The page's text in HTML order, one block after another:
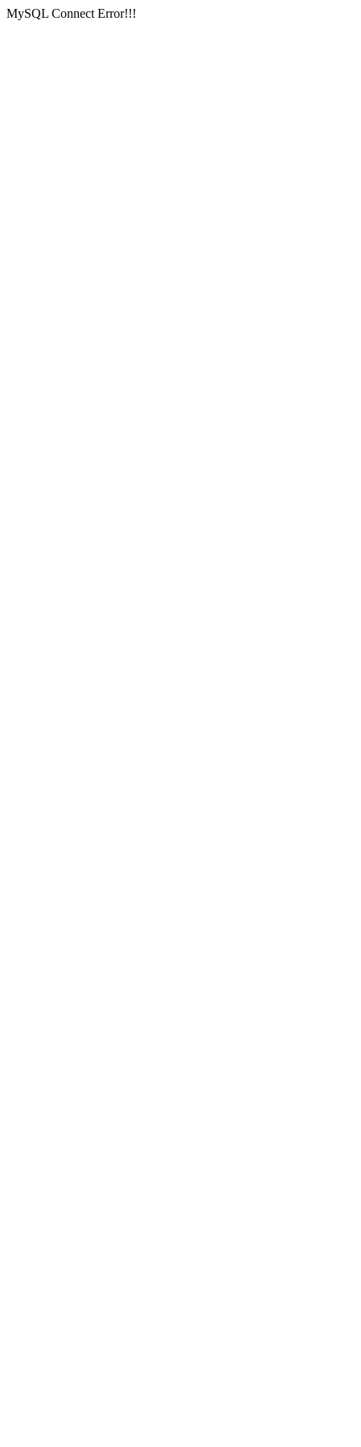
MySQL Connect Error!!!